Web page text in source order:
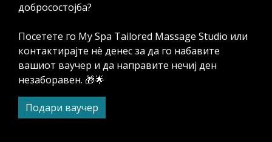
добросостојба?
Посетете го My Spa Tailored Massage Studio или
контактирајте нè денес за да го набавите
вашиот ваучер и да направите нечиј ден
незаборавен. 🎁🌟
Подари ваучер